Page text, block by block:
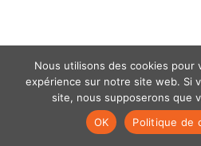
Mentions légales- politique de
Nous utilisons des cookies pour
expérience sur notre site web. Si
site, nous supposerons que
OK
Politique de